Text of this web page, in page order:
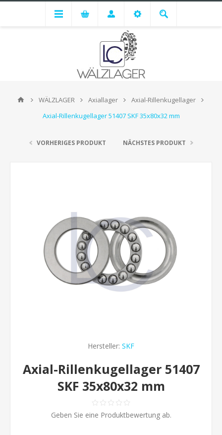
WÄLZLAGER Axiallager
Axial-Rillenkugellager
Axial-Rillenkugellager 51407 SKF 35x80x32 mm
VORHERIGES PRODUKT NÄCHSTES PRODUKT
Hersteller: SKF
Axial-Rillenkugellager 51407
SKF 35x80x32 mm
Geben Sie eine Produktbewertung ab.